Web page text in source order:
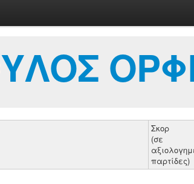
Σκορ
(σε
παρτίδες)